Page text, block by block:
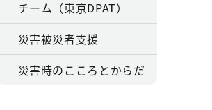
チーム（東京DPAT）
災害被災者支援
災害時のこころとからだ